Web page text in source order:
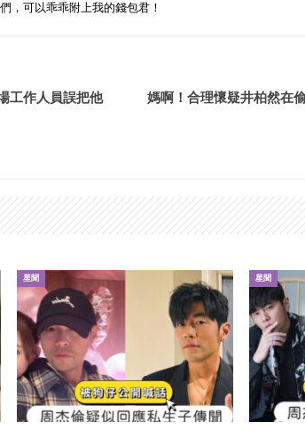
，可以乖乖附上我的錢包君！
工作人員誤把他
媽啊！合理懷疑井柏然在
星聞 星聞